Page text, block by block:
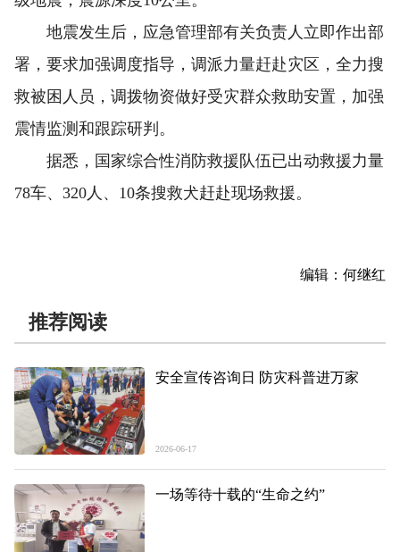
地震发生后，应急管理部有关负责人立即作出部
署，要求加强调度指导，调派力量赶赴灾区，全力搜
救被困人员，调拨物资做好受灾群众救助安置，加强
震情监测和跟踪研判。
据悉，国家综合性消防救援队伍已出动救援力量
78车、320人、10条搜救犬赶赴现场救援。
编辑：何继红
推荐阅读
安全宣传咨询日 防灾科普进万家
2026-06-17
一场等待十载的“生命之约”